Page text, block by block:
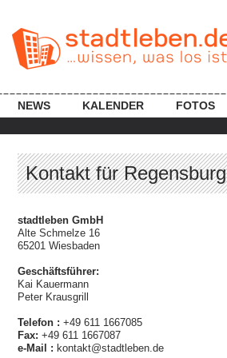
NEWS KALENDER FOTOS
Kontakt für Regensburg
stadtleben GmbH
Alte Schmelze 16
65201 Wiesbaden
Geschäftsführer:
Kai Kauermann
Peter Krausgrill
Telefon : +49 611 1667085
Fax: +49 611 1667087
e-Mail : kontakt@stadtleben.de